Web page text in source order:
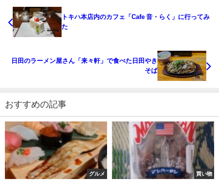
トキハ本店内のカフェ「Cafe 音・らく」に行ってみ
た
日田のラーメン屋さん「来々軒」で食べた日田やき
そば
おすすめの記事
グルメ 買い物